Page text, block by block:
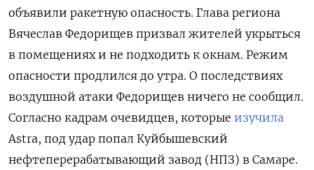
объявили ракетную опасность. Глава региона
Вячеслав Федорищев призвал жителей укрыться
в помещениях и не подходить к окнам. Режим
опасности продлился до утра. О последствиях
воздушной атаки Федорищев ничего не сообщил.
Согласно кадрам очевидцев, которые изучила
Astra, под удар попал Куйбышевский
нефтеперерабатывающий завод (НПЗ) в Самаре.